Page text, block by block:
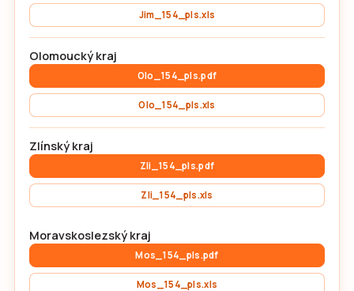
Jim_154_pls.xls
Olomoucký kraj
Olo_154_pls.pdf
Olo_154_pls.xls
Zlínský kraj
Zli_154_pls.pdf
Zli_154_pls.xls
Moravskoslezský kraj
Mos_154_pls.pdf
Mos_154_pls.xls